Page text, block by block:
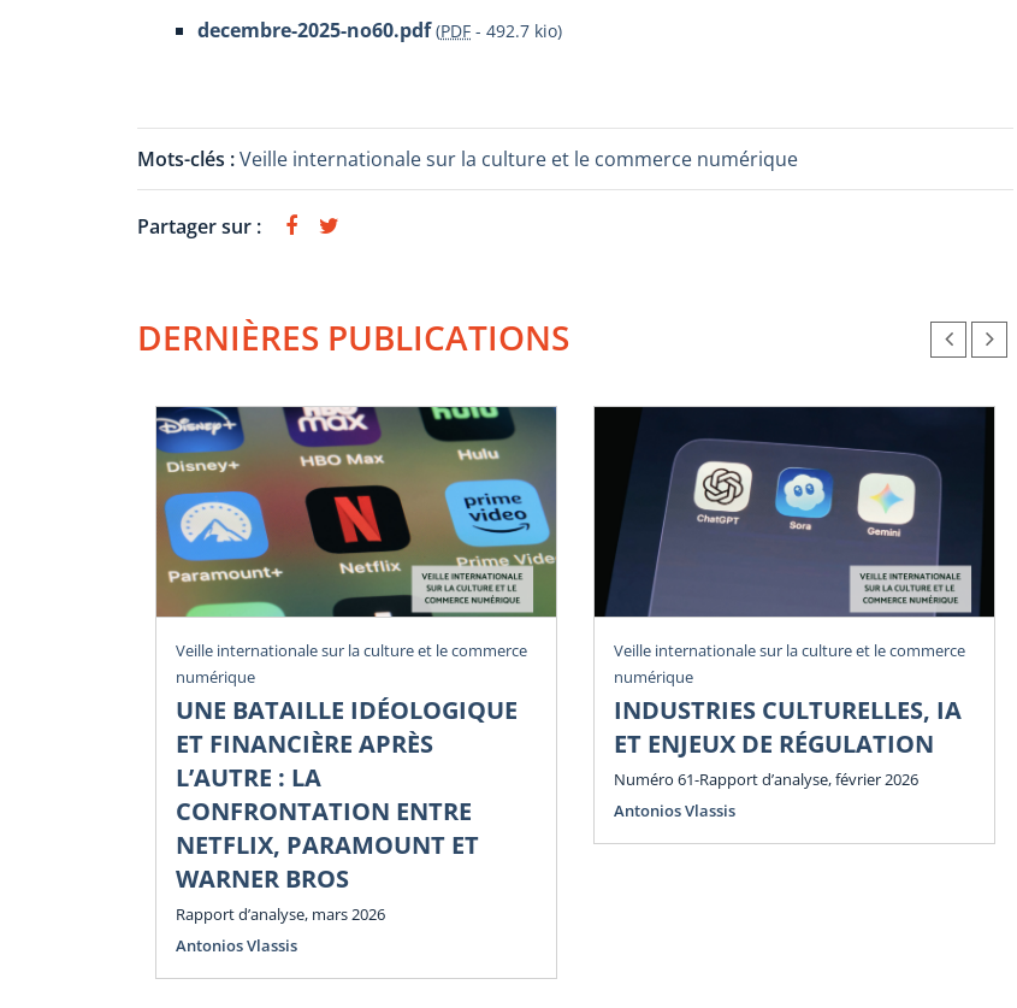
decembre-2025-no60.pdf (PDF - 492.7 kio)
Mots-clés :Veille internationale sur la culture et le commerce numérique
Partager sur :
DERNIÈRES PUBLICATIONS
Veille internationale sur la culture et le commerce
numérique
UNE BATAILLE IDÉOLOGIQUE
ET FINANCIÈRE APRÈS
L’AUTRE : LA
CONFRONTATION ENTRE
NETFLIX, PARAMOUNT ET
WARNER BROS
Rapport d’analyse, mars 2026
Antonios Vlassis
Veille internationale sur la culture et le commerce
numérique
INDUSTRIES CULTURELLES, IA
ET ENJEUX DE RÉGULATION
Numéro 61-Rapport d’analyse, février 2026
Antonios Vlassis